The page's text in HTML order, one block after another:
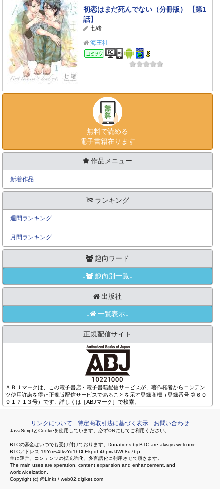
初恋はまだ死んでない（分冊版） 【第1
話】
七緒
海王社
コミック
無料で読める
電子書籍在ります
作品メニュー
新着作品
ランキング
週間ランキング
月間ランキング
趣向ワード
↓ 趣向別一覧↓
出版社
↓ 一覧表示↓
正規配信サイト
ＡＢＪマークは、この電子書店・電子書籍配信サービスが、著作権者からコンテン
ツ使用許諾を得た正規版配信サービスであることを示す登録商標（登録番号 第６０
９１７１３号）です。詳しくは［ABJマーク］で検索。
リンクについて 特定商取引法に基づく表示 お問い合わせ
JavaScriptとCookieを使用しています。必ずONにしてご利用ください。
BTCの募金はいつでも受け付けております。Donations by BTC are always welcome.
BTCアドレス:19Ymw4fkvYq1hDLEkpdL4hpmJJWh8u7bjo
主に運営、コンテンツの拡充強化、多言語化に利用させて頂きます。
The main uses are operation, content expansion and enhancement, and
worldwideization.
Copyright (c) @Links / web02.digiket.com